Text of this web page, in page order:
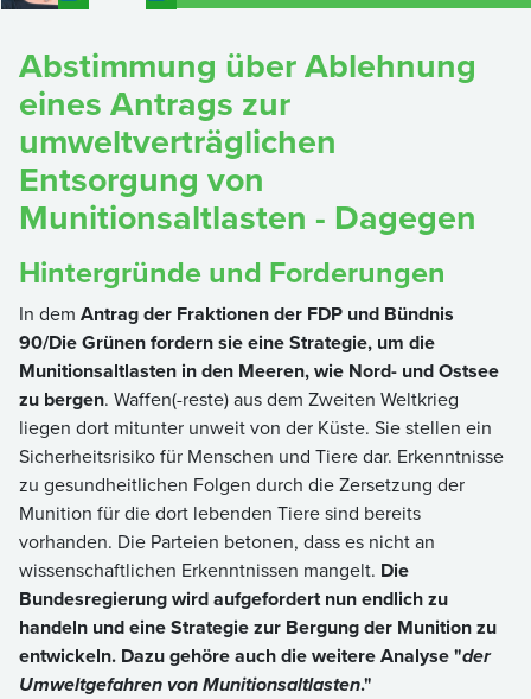
Abstimmung über Ablehnung
eines Antrags zur
umweltverträglichen
Entsorgung von
Munitionsaltlasten - Dagegen
Hintergründe und Forderungen
In dem Antrag der Fraktionen der FDP und Bündnis
90/Die Grünen fordern sie eine Strategie, um die
Munitionsaltlasten in den Meeren, wie Nord- und Ostsee
zu bergen. Waffen(-reste) aus dem Zweiten Weltkrieg
liegen dort mitunter unweit von der Küste. Sie stellen ein
Sicherheitsrisiko für Menschen und Tiere dar. Erkenntnisse
zu gesundheitlichen Folgen durch die Zersetzung der
Munition für die dort lebenden Tiere sind bereits
vorhanden. Die Parteien betonen, dass es nicht an
wissenschaftlichen Erkenntnissen mangelt. Die
Bundesregierung wird aufgefordert nun endlich zu
handeln und eine Strategie zur Bergung der Munition zu
entwickeln. Dazu gehöre auch die weitere Analyse "der
Umweltgefahren von Munitionsaltlasten."